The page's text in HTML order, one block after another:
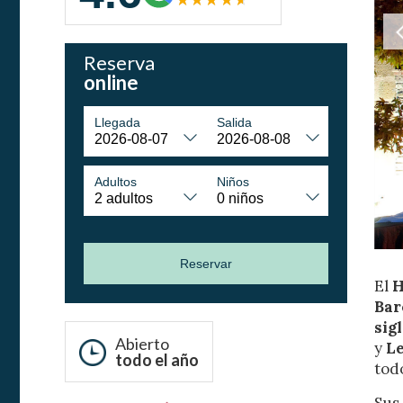
Reserva
online
Llegada Salida
Adultos Niños
Reservar
Abierto
todo el año
El
y
de la